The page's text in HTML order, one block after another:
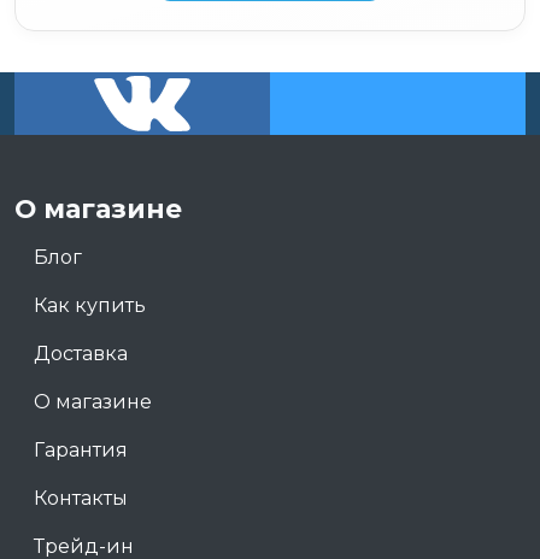
О магазине
Блог
Как купить
Доставка
О магазине
Гарантия
Контакты
Трейд-ин